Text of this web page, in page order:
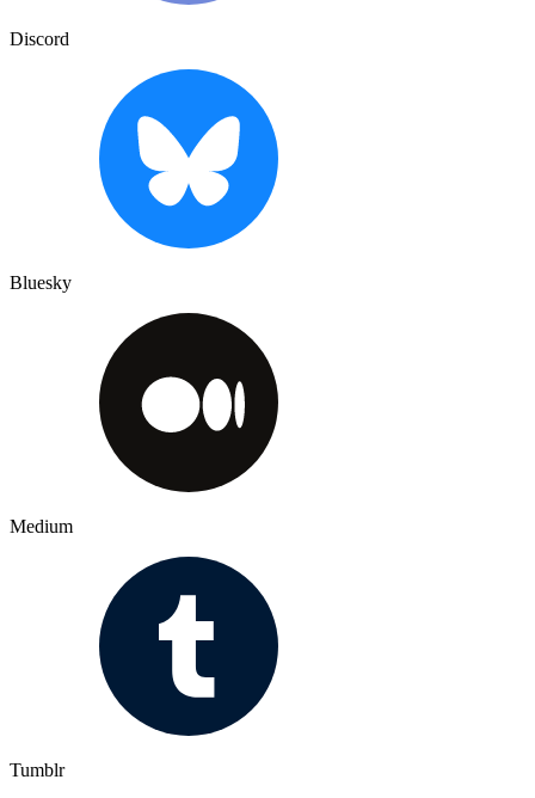
Discord
Bluesky
Medium
Tumblr